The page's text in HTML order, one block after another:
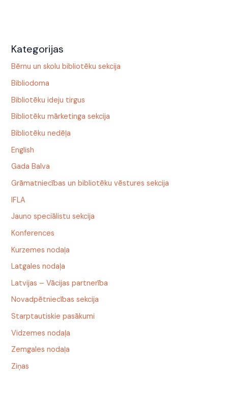
Kategorijas
Bērnu un skolu bibliotēku sekcija
Bibliodoma
Bibliotēku ideju tirgus
Bibliotēku mārketinga sekcija
Bibliotēku nedēļa
English
Gada Balva
Grāmatniecības un bibliotēku vēstures sekcija
IFLA
Jauno speciālistu sekcija
Konferences
Kurzemes nodaļa
Latgales nodaļa
Latvijas – Vācijas partnerība
Novadpētniecības sekcija
Starptautiskie pasākumi
Vidzemes nodaļa
Zemgales nodaļa
Ziņas